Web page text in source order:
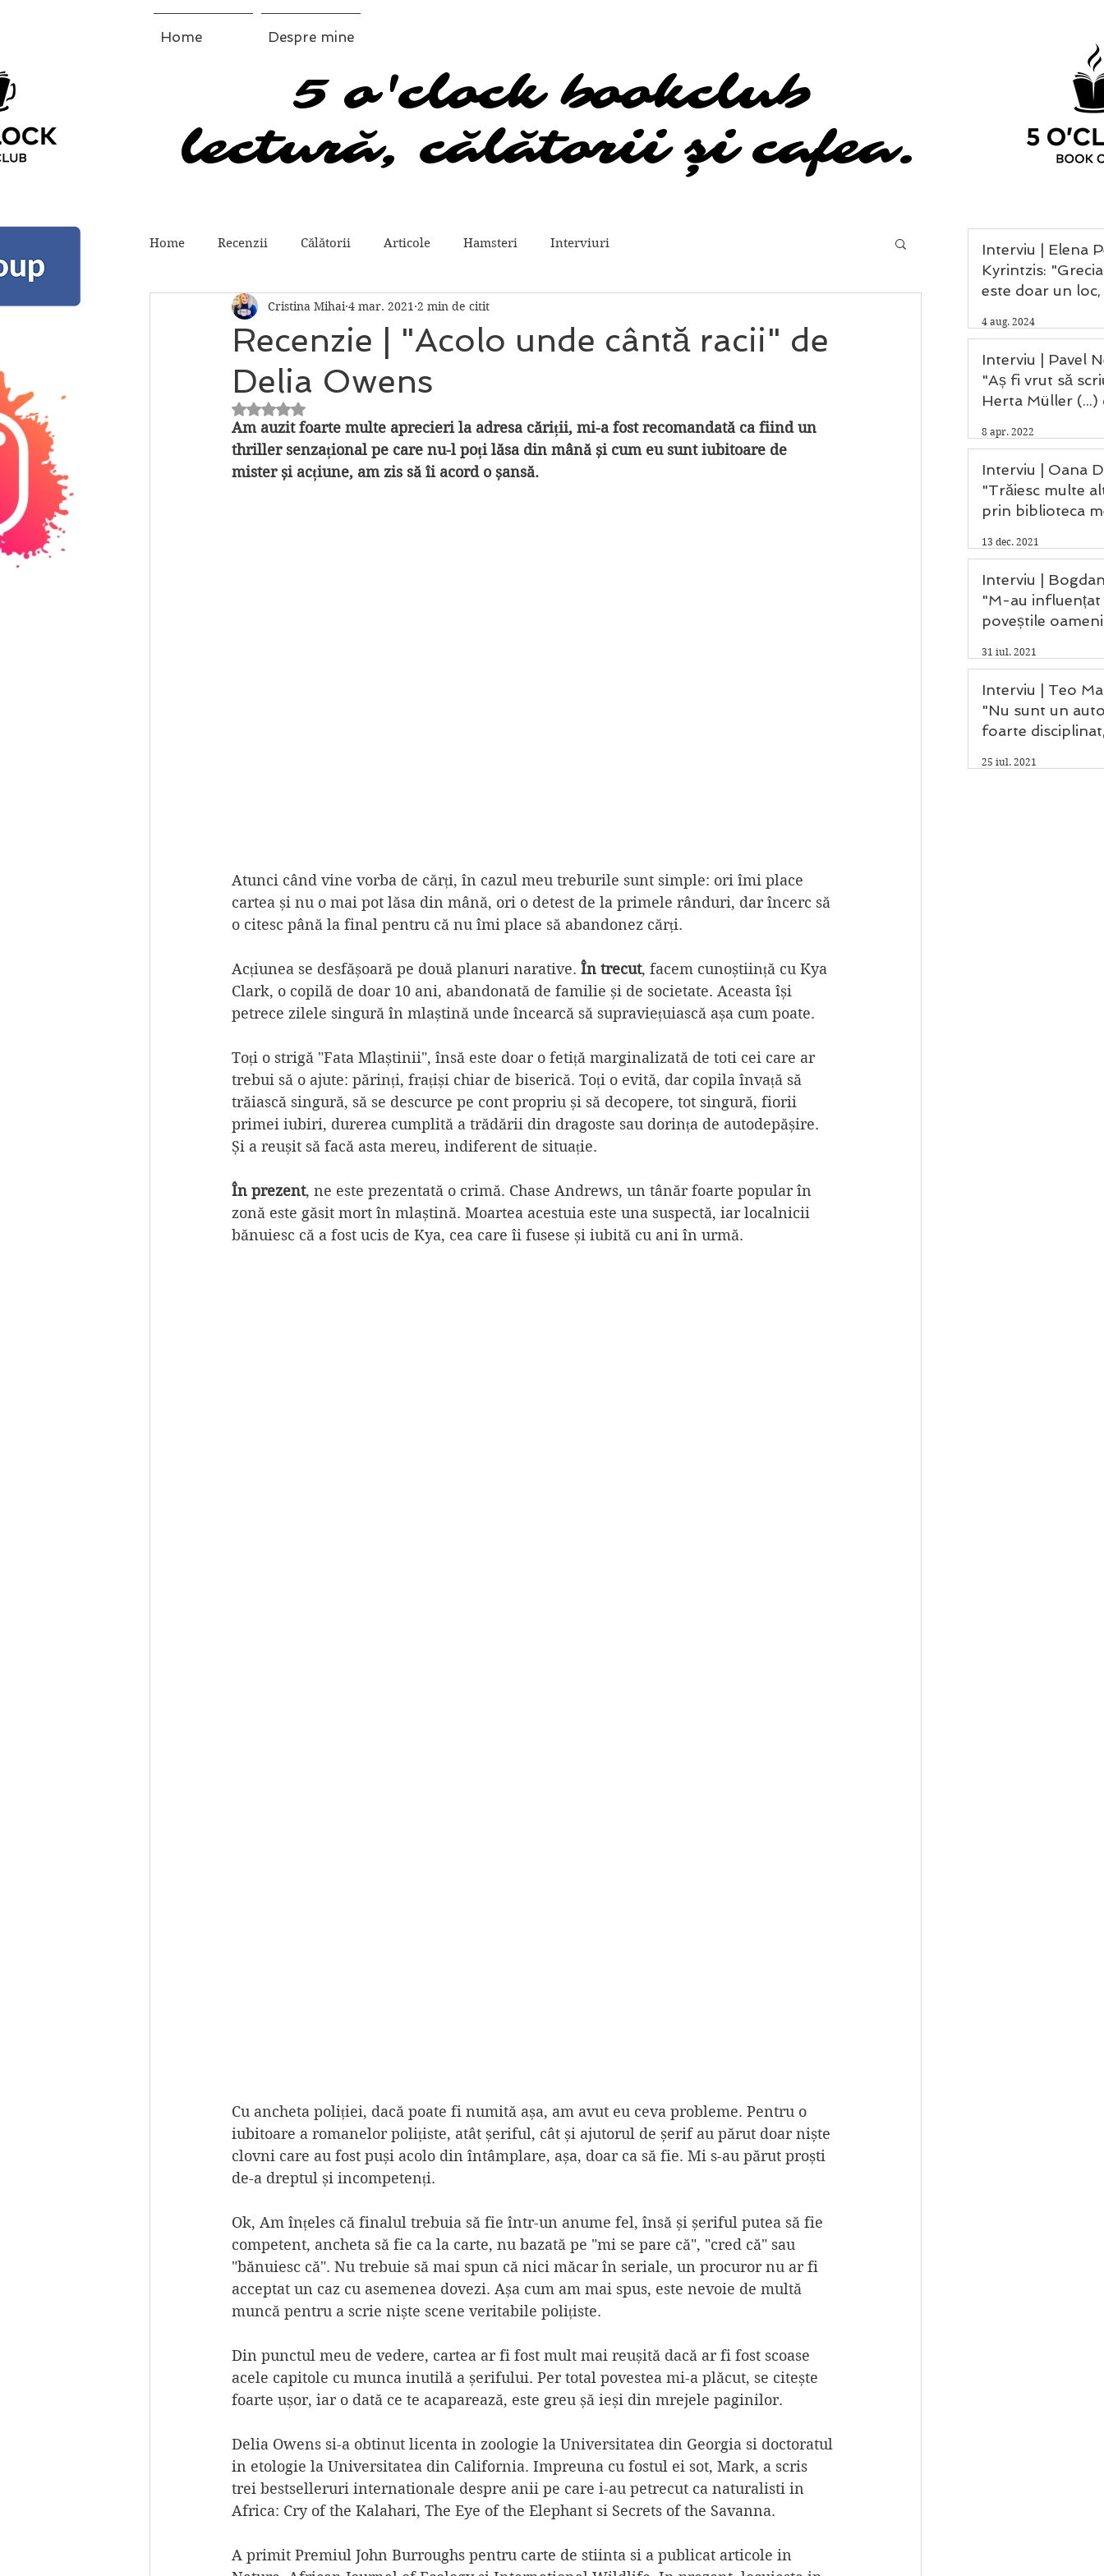
Home Despre mine
5 o'clock bookclub
lectură, călătorii și cafea.
5 o'clock bookclub
lectură, călătorii și cafea.
Home Recenzii Călătorii Articole Hamsteri Interviuri
Recenzie | "Acolo unde cântă racii" de
Delia Owens
Cristina Mihai 4 mar. 2021 2 min de citit
Evaluat(ă) cu NaN din 5 stele.
Am auzit foarte multe aprecieri la adresa căriții, mi-a fost recomandată ca fiind un
thriller senzațional pe care nu-l poți lăsa din mână și cum eu sunt iubitoare de
mister și acțiune, am zis să îi acord o șansă.
Atunci când vine vorba de cărți, în cazul meu treburile sunt simple: ori îmi place
cartea și nu o mai pot lăsa din mână, ori o detest de la primele rânduri, dar încerc să
o citesc până la final pentru că nu îmi place să abandonez cărți.
Acțiunea se desfășoară pe două planuri narative. În trecut, facem cunoștiință cu Kya
Clark, o copilă de doar 10 ani, abandonată de familie și de societate. Aceasta își
petrece zilele singură în mlaștină unde încearcă să supraviețuiască așa cum poate.
Toți o strigă "Fata Mlaștinii", însă este doar o fetiță marginalizată de toti cei care ar
trebui să o ajute: părinți, frațiși chiar de biserică. Toți o evită, dar copila învață să
trăiască singură, să se descurce pe cont propriu și să decopere, tot singură, fiorii
primei iubiri, durerea cumplită a trădării din dragoste sau dorința de autodepășire.
Și a reușit să facă asta mereu, indiferent de situație.
În prezent, ne este prezentată o crimă. Chase Andrews, un tânăr foarte popular în
zonă este găsit mort în mlaștină. Moartea acestuia este una suspectă, iar localnicii
bănuiesc că a fost ucis de Kya, cea care îi fusese și iubită cu ani în urmă.
Cu ancheta poliției, dacă poate fi numită așa, am avut eu ceva probleme. Pentru o
iubitoare a romanelor polițiste, atât șeriful, cât și ajutorul de șerif au părut doar niște
clovni care au fost puși acolo din întâmplare, așa, doar ca să fie. Mi s-au părut proști
de-a dreptul și incompetenți.
Ok, Am înțeles că finalul trebuia să fie într-un anume fel, însă și șeriful putea să fie
competent, ancheta să fie ca la carte, nu bazată pe "mi se pare că", "cred că" sau
"bănuiesc că". Nu trebuie să mai spun că nici măcar în seriale, un procuror nu ar fi
acceptat un caz cu asemenea dovezi. Așa cum am mai spus, este nevoie de multă
muncă pentru a scrie niște scene veritabile polițiste.
Din punctul meu de vedere, cartea ar fi fost mult mai reușită dacă ar fi fost scoase
acele capitole cu munca inutilă a șerifului. Per total povestea mi-a plăcut, se citește
foarte ușor, iar o dată ce te acaparează, este greu șă ieși din mrejele paginilor.
Delia Owens si-a obtinut licenta in zoologie la Universitatea din Georgia si doctoratul
in etologie la Universitatea din California. Impreuna cu fostul ei sot, Mark, a scris
trei bestselleruri internationale despre anii pe care i-au petrecut ca naturalisti in
Africa: Cry of the Kalahari, The Eye of the Elephant si Secrets of the Savanna.
A primit Premiul John Burroughs pentru carte de stiinta si a publicat articole in
Interviu | Elena
Kyrintzis: "Grecia nu
este doar un
omenirii și
civilizației."
4 aug. 2024
Interviu | Pavel
"Aș fi vrut să
Herta Müller (...)
8 apr. 2022
Interviu | Oana
"Trăiesc multe
prin biblioteca
13 dec. 2021
Interviu |
"M-au influențat
poveștile
mea."
31 iul. 2021
Interviu | Teo
"Nu sunt un
foarte
care scriu."
25 iul. 2021